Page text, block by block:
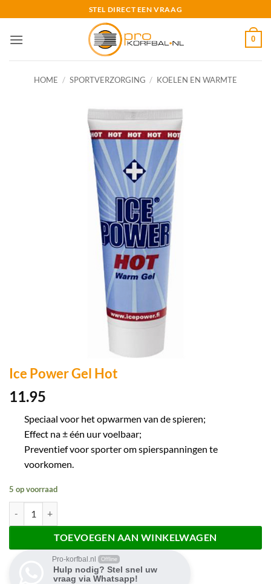
naar
inhoud
STEL DIRECT EEN VRAAG
0
HOME / SPORTVERZORGING / KOELEN EN WARMTE
Ice Power Gel Hot
11.95
Speciaal voor het opwarmen van de spieren;
Effect na ± één uur voelbaar;
Preventief voor sporter om spierspanningen te
voorkomen.
5 op voorraad
TOEVOEGEN AAN WINKELWAGEN
Pro-korfbal.nl Offline
Hulp nodig? Stel snel uw
vraag via Whatsapp!